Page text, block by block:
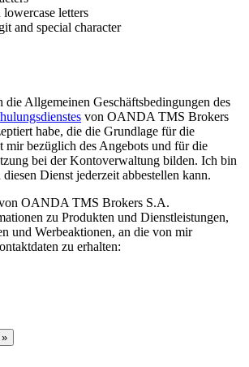
lowercase letters
and special character
die Allgemeinen Geschäftsbedingungen des
von OANDA TMS Brokers
habe, die die Grundlage für die
mir bezüglich des Angebots und für die
bei der Kontoverwaltung bilden. Ich bin
Dienst jederzeit abbestellen kann.
OANDA TMS Brokers S.A.
zu Produkten und Dienstleistungen,
und Werbeaktionen, an die von mir
zu erhalten: